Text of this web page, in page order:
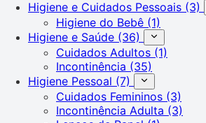
Higiene e Cuidados Pessoais (3)
Higiene do Bebê (1)
Higiene e Saúde (36)
Cuidados Adultos (1)
Incontinência (35)
Higiene Pessoal (7)
Cuidados Femininos (3)
Incontinência Adulta (3)